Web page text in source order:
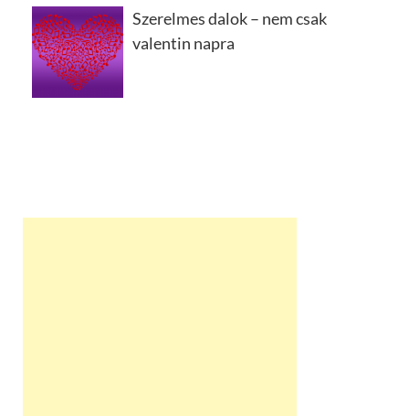
Szerelmes dalok – nem csak
valentin napra